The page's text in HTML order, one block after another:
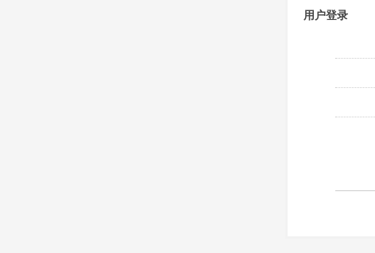
用户登录